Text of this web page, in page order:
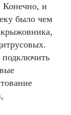
Конечно, и
было чем